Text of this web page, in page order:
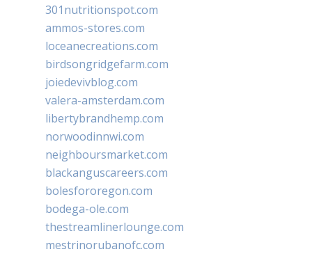
301nutritionspot.com
ammos-stores.com
loceanecreations.com
birdsongridgefarm.com
joiedevivblog.com
valera-amsterdam.com
libertybrandhemp.com
norwoodinnwi.com
neighboursmarket.com
blackanguscareers.com
bolesfororegon.com
bodega-ole.com
thestreamlinerlounge.com
mestrinorubanofc.com